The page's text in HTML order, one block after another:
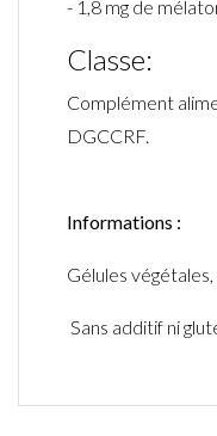
- 1,8 mg de
Classe:
Complément
DGCCRF.
Informations :
Gélules
Sans additif ni